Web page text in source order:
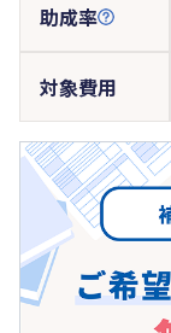
助成率
対象費用